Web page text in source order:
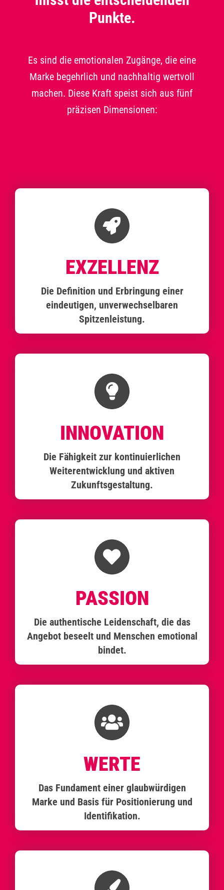
Punkte.
Es sind die emotionalen Zugänge, die eine
Marke begehrlich und nachhaltig wertvoll
machen. Diese Kraft speist sich aus fünf
präzisen Dimensionen:
EXZELLENZ
Die Definition und Erbringung einer
eindeutigen, unverwechselbaren
Spitzenleistung.
INNOVATION
Die Fähigkeit zur kontinuierlichen
Weiterentwicklung und aktiven
Zukunftsgestaltung.
PASSION
Die authentische Leidenschaft, die das
Angebot beseelt und Menschen emotional
bindet.
WERTE
Das Fundament einer glaubwürdigen
Marke und Basis für Positionierung und
Identifikation.